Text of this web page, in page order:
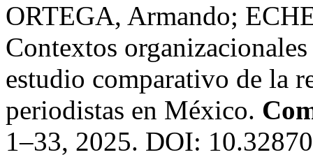
ORTEGA, Armando;
Contextos
estudio comparativo de la
periodistas en México.
1–33, 2025. DOI: